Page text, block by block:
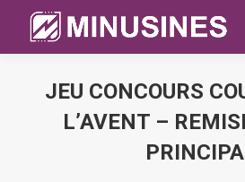
JEU CONCOURS
L’AVENT –